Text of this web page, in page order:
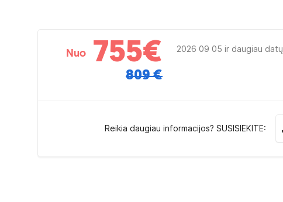
Nuo 755€
809 €
2026 09 05 ir daugiau datų
Reikia daugiau informacijos? SUSISIEKITE: